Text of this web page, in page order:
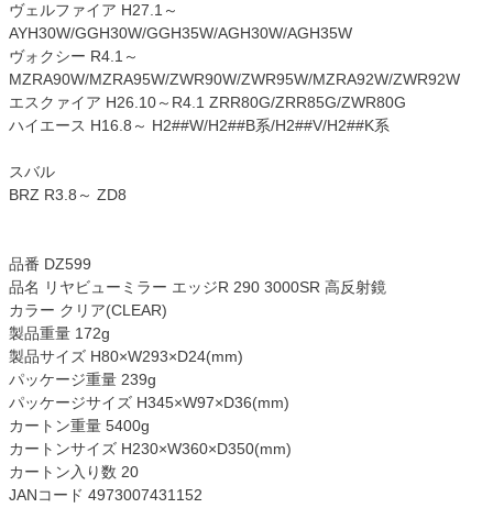
ヴェルファイア H27.1～
AYH30W/GGH30W/GGH35W/AGH30W/AGH35W
ヴォクシー R4.1～
MZRA90W/MZRA95W/ZWR90W/ZWR95W/MZRA92W/ZWR92W
エスクァイア H26.10～R4.1 ZRR80G/ZRR85G/ZWR80G
ハイエース H16.8～ H2##W/H2##B系/H2##V/H2##K系
スバル
BRZ R3.8～ ZD8
品番 DZ599
品名 リヤビューミラー エッジR 290 3000SR 高反射鏡
カラー クリア(CLEAR)
製品重量 172g
製品サイズ H80×W293×D24(mm)
パッケージ重量 239g
パッケージサイズ H345×W97×D36(mm)
カートン重量 5400g
カートンサイズ H230×W360×D350(mm)
カートン入り数 20
JANコード 4973007431152